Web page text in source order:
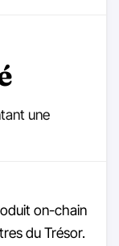
une
on-chain
du Trésor.